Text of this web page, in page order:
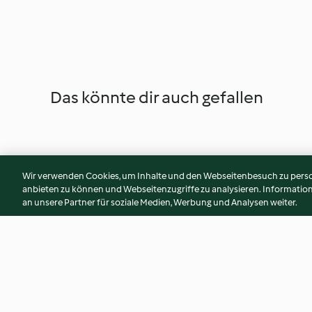
Das könnte dir auch gefallen
Wir verwenden Cookies, um Inhalte und den Webseitenbesuch zu
anbieten zu können und Webseitenzugriffe zu analysieren.
an unsere Partner für soziale Medien, Werbung und Analysen weiter.